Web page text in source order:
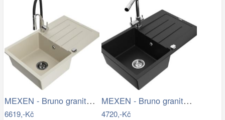
MEXEN - Bruno granitový dřez s…
6619,-Kč
MEXEN - Bruno granitový dřez s…
4720,-Kč